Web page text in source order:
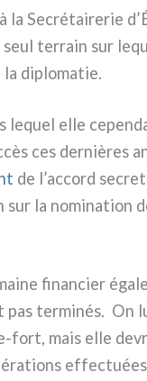
la Secrétairerie
seul ter­rain sur
diplo­ma­tie.
lequel elle
ces der­niè­res
de l’accord
sur la nomi­na­tion
finan­cier
pas ter­mi­nés. On
fort, mais elle